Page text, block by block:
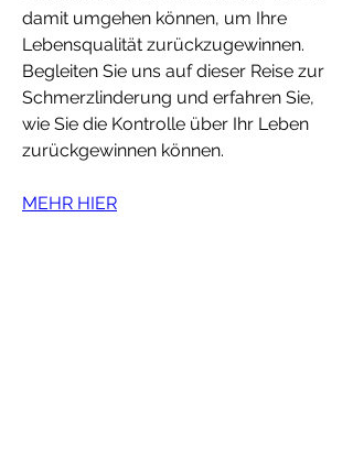
damit umgehen können, um Ihre
Lebensqualität zurückzugewinnen.
Begleiten Sie uns auf dieser Reise zur
Schmerzlinderung und erfahren Sie,
wie Sie die Kontrolle über Ihr Leben
zurückgewinnen können.
MEHR HIER